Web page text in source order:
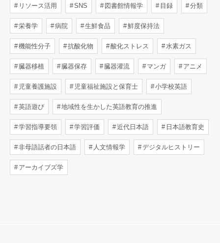
リソース活用 SNS 図書館情報学 目録 分類
栄養学 病院 生鮮食品 鮮度保持法
機能性分子 抗酸化物 酸化ストレス 水素ガス
臓器移植 臓器保存 臓器灌流 マンガ アニメ
児童養護施設 児童福祉施設と保育士 小学校英語
英語遊び 地域性を生かした英語教育の推進
学習指導要領 学習評価 近代日本語 日本語教育史
非母語話者の日本語 人文情報学 デジタルヒストリー
アーカイブズ学